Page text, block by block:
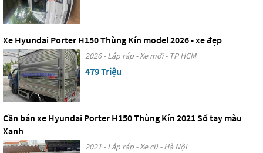
Xe Hyundai Porter H150 Thùng Kín model 2026 - xe đẹp
2026 - Lắp ráp - Xe mới - TP HCM
479 Triệu
Cần bán xe Hyundai Porter H150 Thùng Kín 2021 Số tay màu
Xanh
2021 - Lắp ráp - Xe cũ - Hà Nội